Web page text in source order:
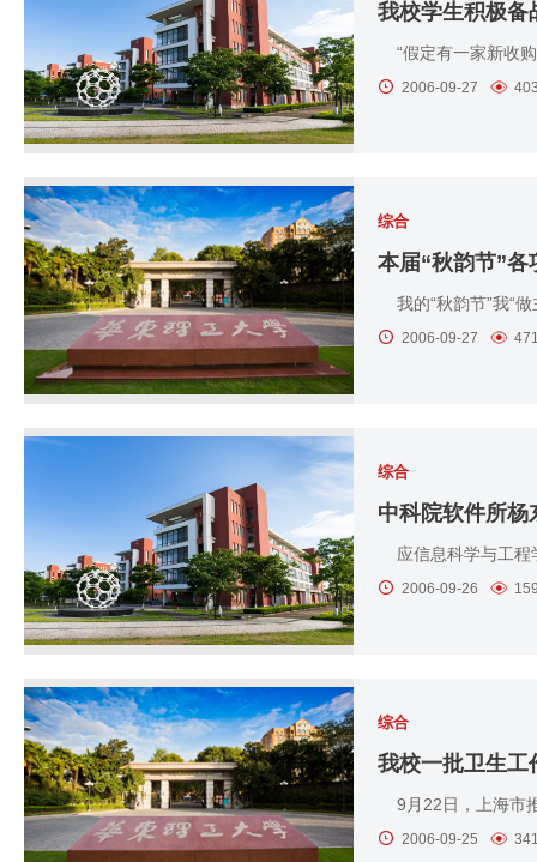
我校学生积极备
“假定有一家新收
2006-09-27
综合
本届“秋韵节”各
我的“秋韵节”我“做
2006-09-27
综合
中科院软件所杨
应信息科学与工程
2006-09-26
综合
我校一批卫生工
9月22日，上海市
2006-09-25